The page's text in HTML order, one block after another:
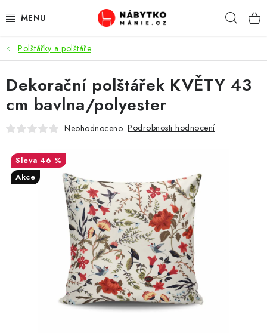
na
OBÝVACÍ POKOJ
KUCHYŇ A JÍDELNA
LOŽNICE
KANCELÁŘ / PRACOVNA
KOUPELNA A WC
CHOVATELSKÉ POTŘEBY
DOPLŇKY A DEKORACE
Polštářky a polštáře
Dekorační polštářek KVĚTY 43
cm bavlna/polyester
Neohodnoceno Podrobnosti hodnocení
46 %
Akce